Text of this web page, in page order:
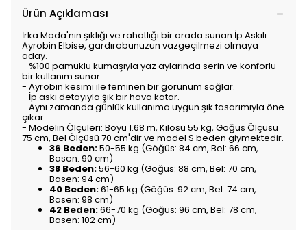
Ürün Açıklaması
İrka Moda'nın şıklığı ve rahatlığı bir arada sunan İp Askılı
Ayrobin Elbise, gardırobunuzun vazgeçilmezi olmaya
aday.
- %100 pamuklu kumaşıyla yaz aylarında serin ve konforlu
bir kullanım sunar.
- Ayrobin kesimi ile feminen bir görünüm sağlar.
- İp askı detayıyla şık bir hava katar.
- Aynı zamanda günlük kullanıma uygun şık tasarımıyla öne
çıkar.
- Modelin Ölçüleri: Boyu 1.68 m, Kilosu 55 kg, Göğüs Ölçüsü
75 cm, Bel Ölçüsü 70 cm'dir ve model S beden giymektedir.
36 Beden:50-55 kg (Göğüs: 84 cm, Bel: 66 cm,
Basen: 90 cm)
38 Beden:56-60 kg (Göğüs: 88 cm, Bel: 70 cm,
Basen: 94 cm)
40 Beden:61-65 kg (Göğüs: 92 cm, Bel: 74 cm,
Basen: 98 cm)
42 Beden:66-70 kg (Göğüs: 96 cm, Bel: 78 cm,
Basen: 102 cm)